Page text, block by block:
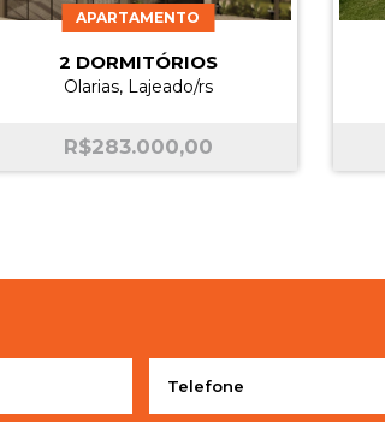
APARTAMENTO
2 DORMITÓRIOS
Olarias, Lajeado/rs
R$283.000,00